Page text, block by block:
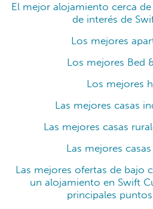
El mejor alojamiento cerca
de interés de
Los mejores
Los mejores Bed
Los mejores
Las mejores casas
Las mejores casas
Las mejores
Las mejores ofertas de bajo
un alojamiento en Swift
principales